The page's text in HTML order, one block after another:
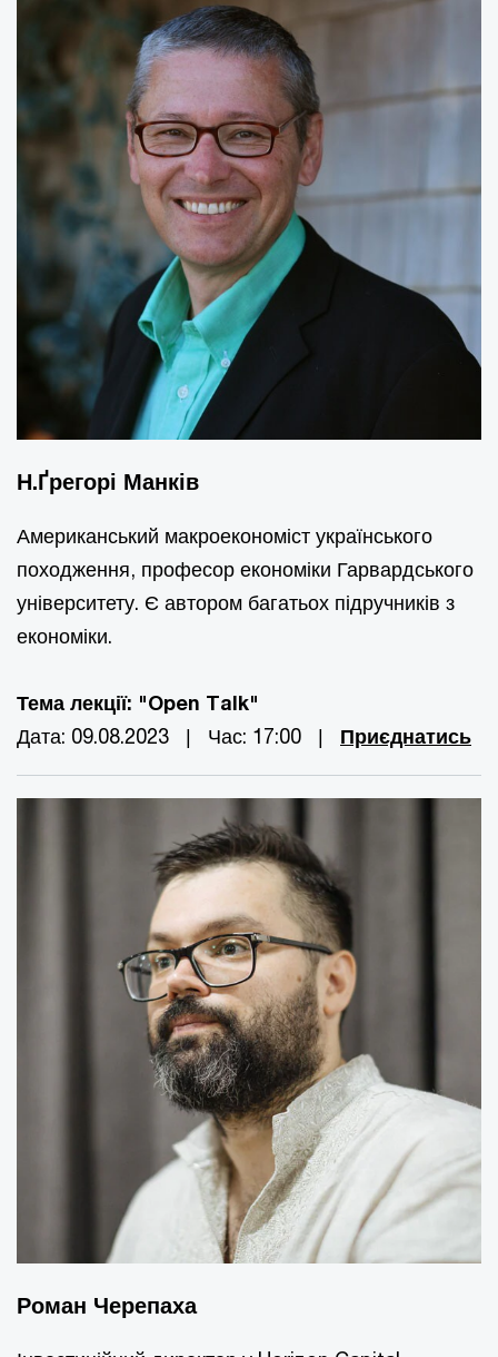
Н.Ґрегорі Манків
Американський макроекономіст українського
походження, професор економіки Гарвардського
університету. Є автором багатьох підручників з
економіки.
Тема лекції: "Open Talk"
Дата: 09.08.2023 | Час: 17:00 | Приєднатись
Роман Черепаха